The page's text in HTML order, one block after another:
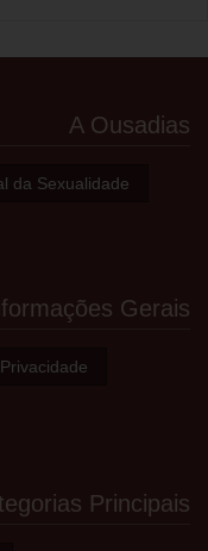
A Ousadias
da Sexualidade
Gerais
Principais